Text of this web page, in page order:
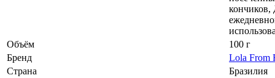
кончиков,
Объём
100 г
Бренд
Lola From
Страна
Бразилия